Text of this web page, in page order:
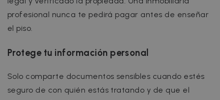
profesional nunca te pedirá pagar antes de enseñar
el piso.
Protege tu información personal
Solo comparte documentos sensibles cuando estés
seguro de con quién estás tratando y de que el